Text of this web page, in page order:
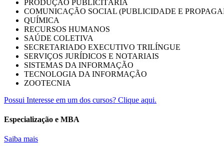
PRODUÇÃO PUBLICITÁRIA
COMUNICAÇÃO SOCIAL (PUBLICIDADE E
QUÍMICA
RECURSOS HUMANOS
SAÚDE COLETIVA
SECRETARIADO EXECUTIVO TRILÍNGUE
SERVIÇOS JURÍDICOS E NOTARIAIS
SISTEMAS DA INFORMAÇÃO
TECNOLOGIA DA INFORMAÇÃO
ZOOTECNIA
Possui Interesse em um dos cursos? Clique aqui.
Especialização e MBA
Saiba mais